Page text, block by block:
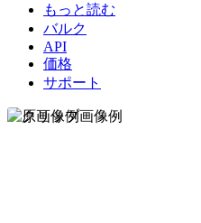
もっと読む
バルク
API
価格
サポート